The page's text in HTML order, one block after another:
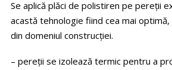
Se aplică plăci de polistiren pe pereții
acastă tehnologie fiind cea mai
din domeniul construcției.
– pereții se izolează termic pentru a